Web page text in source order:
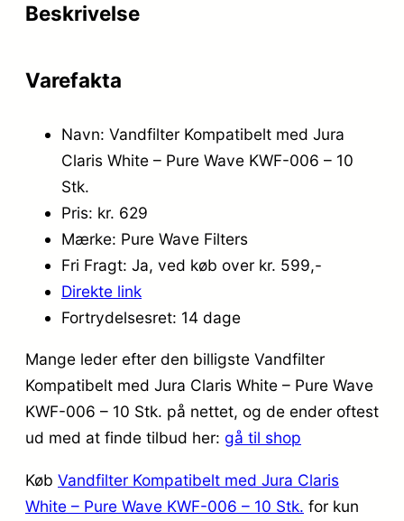
Beskrivelse
Varefakta
Navn: Vandfilter Kompatibelt med Jura
Claris White – Pure Wave KWF-006 – 10
Stk.
Pris: kr. 629
Mærke: Pure Wave Filters
Fri Fragt: Ja, ved køb over kr. 599,-
Direkte link
Fortrydelsesret: 14 dage
Mange leder efter den billigste Vandfilter
Kompatibelt med Jura Claris White – Pure Wave
KWF-006 – 10 Stk. på nettet, og de ender oftest
ud med at finde tilbud her: gå til shop
Køb Vandfilter Kompatibelt med Jura Claris
White – Pure Wave KWF-006 – 10 Stk. for kun